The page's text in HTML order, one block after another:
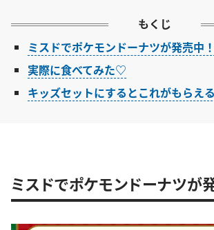
もくじ
ミスドでポケモンドーナツが発売中！
実際に食べてみた♡
キッズセットにするとこれがもらえ
ミスドでポケモンドーナツが